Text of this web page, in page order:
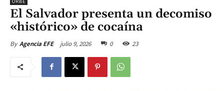
El Salvador presenta un decomiso
«histórico» de cocaína
By Agencia EFE julio 9, 2026 0 23